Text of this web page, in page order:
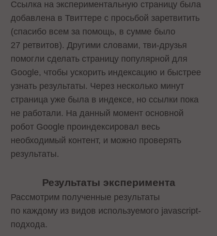
Ссылка на экспериментальную страницу была
добавлена в Твиттере с просьбой заретвитить
(спасибо всем за помощь, в сумме было
27 ретвитов). Другими словами, тви-друзья
помогли сделать страницу популярной для
Google, чтобы ускорить индексацию и быстрее
узнать результаты. Через несколько минут
страница уже была в индексе, но ссылки пока
не работали. На данный момент основной
робот Google проиндексировал весь
необходимый контент, и можно проверять
результаты.
Результаты эксперимента
Рассмотрим полученные результаты
по каждому из видов используемого javascript-
подхода.